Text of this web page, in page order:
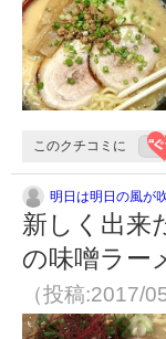
このクチコミに
明日は明日の風が
新しく出来
の味噌ラー
（投稿:2017/